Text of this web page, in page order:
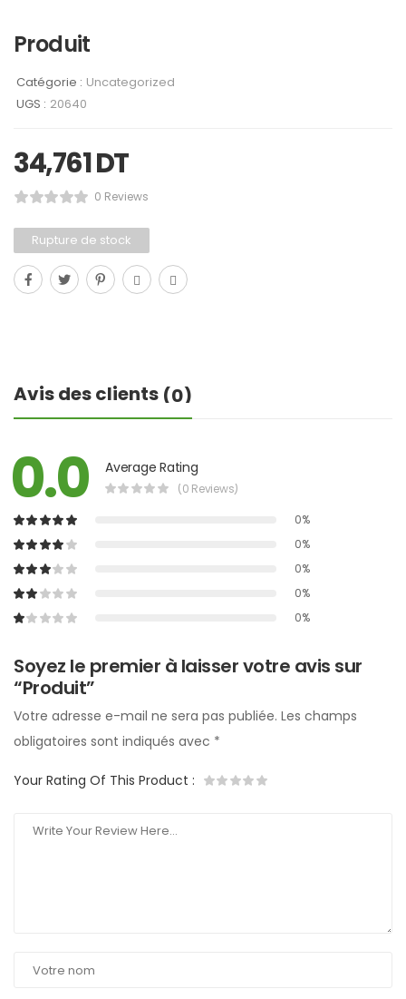
Produit
Catégorie : Uncategorized
UGS : 20640
34,761DT
0 Reviews
Rupture de stock
Avis des clients (0)
0.0 Average Rating
(0 Reviews)
0%
0%
0%
0%
0%
Soyez le premier à laisser votre avis sur
“Produit”
Votre adresse e-mail ne sera pas publiée. Les champs
obligatoires sont indiqués avec *
Your Rating Of This Product :